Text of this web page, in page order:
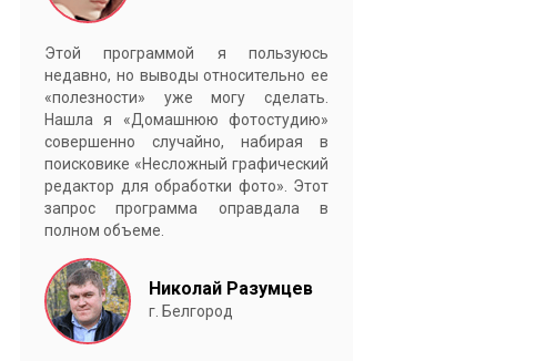
Этой программой я пользуюсь
недавно, но выводы относительно ее
«полезности» уже могу сделать.
Нашла я «Домашнюю фотостудию»
совершенно случайно, набирая в
поисковике «Несложный графический
редактор для обработки фото». Этот
запрос программа оправдала в
полном объеме.
Николай Разумцев
г. Белгород